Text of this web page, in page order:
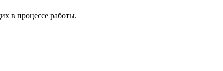
в процессе работы.